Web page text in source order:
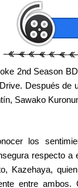
2nd Season
Después de
Sawako
los
respecto
Kazehaya,
entre